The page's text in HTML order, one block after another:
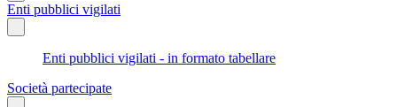
Enti pubblici vigilati
Enti pubblici vigilati - in formato tabellare
Società partecipate